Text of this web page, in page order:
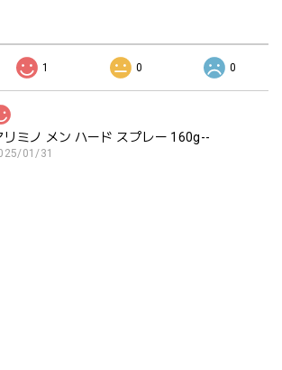
1 0 0
リミノ メン ハード スプレー 160g--
01/31